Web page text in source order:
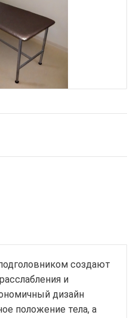
создают
и
дизайн
положение тела, а